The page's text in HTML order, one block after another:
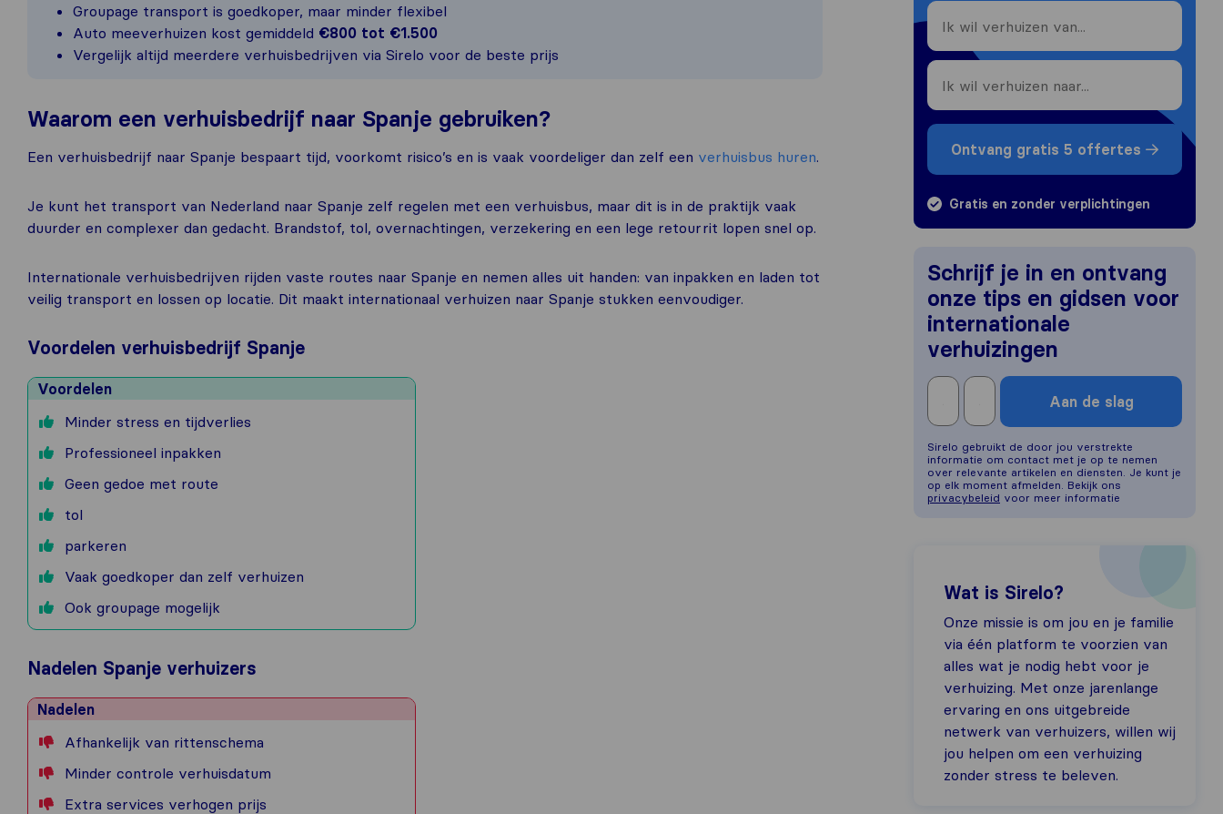
Groupage transport is goedkoper, maar minder flexibel
Auto meeverhuizen kost gemiddeld €800 tot €1.500
Vergelijk altijd meerdere verhuisbedrijven via Sirelo voor de beste prijs
Waarom een verhuisbedrijf naar Spanje gebruiken?
Een verhuisbedrijf naar Spanje bespaart tijd, voorkomt risico’s en is vaak voordeliger dan zelf een verhuisbus huren.
Je kunt het transport van Nederland naar Spanje zelf regelen met een verhuisbus, maar dit is in de praktijk vaak
duurder en complexer dan gedacht. Brandstof, tol, overnachtingen, verzekering en een lege retourrit lopen snel op.
Internationale verhuisbedrijven rijden vaste routes naar Spanje en nemen alles uit handen: van inpakken en laden tot
veilig transport en lossen op locatie. Dit maakt internationaal verhuizen naar Spanje stukken eenvoudiger.
Voordelen verhuisbedrijf Spanje
Voordelen
Minder stress en tijdverlies
Professioneel inpakken
Geen gedoe met route
tol
parkeren
Vaak goedkoper dan zelf verhuizen
Ook groupage mogelijk
Nadelen Spanje verhuizers
Nadelen
Afhankelijk van rittenschema
Minder controle verhuisdatum
Extra services verhogen prijs
Ontvang gratis 5 offertes
Gratis en zonder verplichtingen
Schrijf je in en ontvang
onze tips en gidsen voor
internationale
verhuizingen
Aan de slag
Sirelo gebruikt de door jou verstrekte
informatie om contact met je op te nemen
over relevante artikelen en diensten. Je kunt je
op elk moment afmelden. Bekijk ons
privacybeleid voor meer informatie
Wat is Sirelo?
Onze missie is om jou en je familie
via één platform te voorzien van
alles wat je nodig hebt voor je
verhuizing. Met onze jarenlange
ervaring en ons uitgebreide
netwerk van verhuizers, willen wij
jou helpen om een verhuizing
zonder stress te beleven.